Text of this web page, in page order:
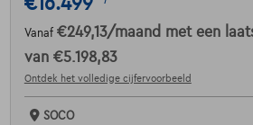
Vanaf €249,13/maand met een
van €5.198,83
Ontdek het volledige cijfervoorbeeld
SOCO